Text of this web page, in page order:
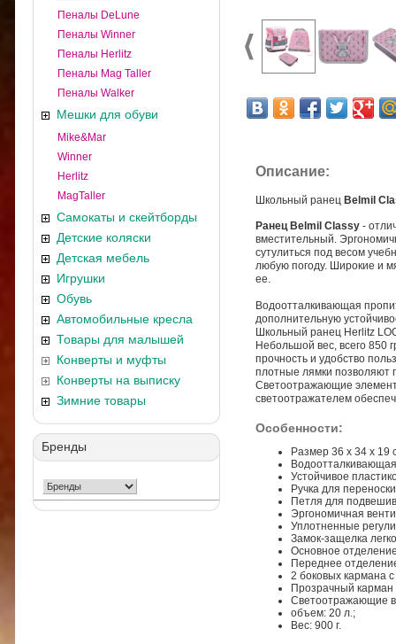
Пеналы DeLune
Пеналы Winner
Пеналы Herlitz
Пеналы Mag Taller
Пеналы Walker
Мешки для обуви
Mike&Mar
Winner
Herlitz
MagTaller
Самокаты и скейтборды
Детские коляски
Детская мебель
Игрушки
Обувь
Автомобильные кресла
Товары для малышей
Конверты и муфты
Конверты на выписку
Зимние товары
Бренды
Описание:
Школьный ранец Belmil
Ранец Belmil Classy -
вместительный.
сутулиться под весом
любую погоду. Широкие и
ее.
Водоотталкивающая
дополнительную
Школьный ранец Herlitz
Небольшой вес, всего 850
прочность и удобство
плотные лямки позволяют
Светоотражающие
светоотражателем
Особенности:
Размер 36 х 34 х 19
Устойчивое
Ручка для
Петля для
Эргономичная
Уплотненные
Замок-защелка
Основное
Переднее
2 боковых кармана
Прозрачный
Светоотражающие
объем: 20 л.;
Вес: 900 г.